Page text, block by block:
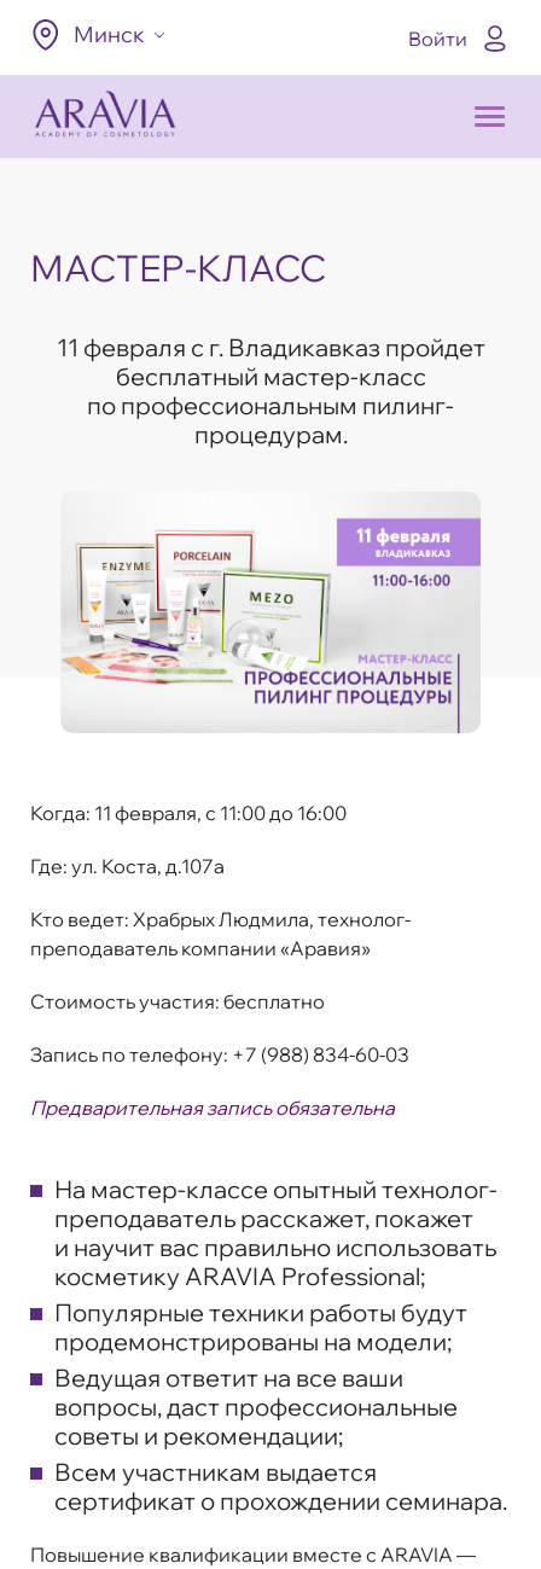
Минск Войти
МАСТЕР-КЛАСС
11 февраля с г. Владикавказ пройдет
бесплатный мастер-класс
по профессиональным пилинг-
процедурам.
Когда: 11 февраля, с 11:00 до 16:00
Где: ул. Коста, д.107а
Кто ведет: Храбрых Людмила, технолог-
преподаватель компании «Аравия»
Стоимость участия: бесплатно
Запись по телефону: +7 (988) 834-60-03
Предварительная запись обязательна
На мастер-классе опытный технолог-
преподаватель расскажет, покажет
и научит вас правильно использовать
косметику ARAVIA Professional;
Популярные техники работы будут
продемонстрированы на модели;
Ведущая ответит на все ваши
вопросы, даст профессиональные
советы и рекомендации;
Всем участникам выдается
сертификат о прохождении семинара.
Повышение квалификации вместе с ARAVIA —